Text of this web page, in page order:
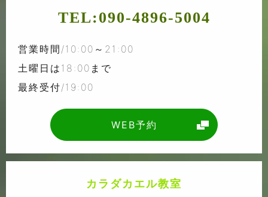
TEL:090-4896-5004
営業時間/10:00～21:00
土曜日は18:00まで
最終受付/19:00
WEB予約
カラダカエル教室